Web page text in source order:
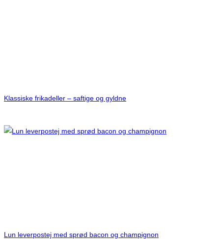
Klassiske frikadeller – saftige og gyldne
Lun leverpostej med sprød bacon og champignon